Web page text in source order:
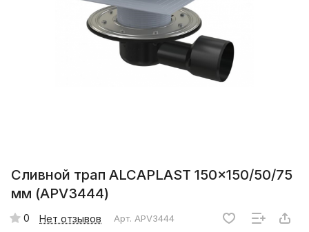
Сливной трап ALCAPLAST 150×150/50/75
мм (APV3444)
0 Нет отзывов Арт. APV3444